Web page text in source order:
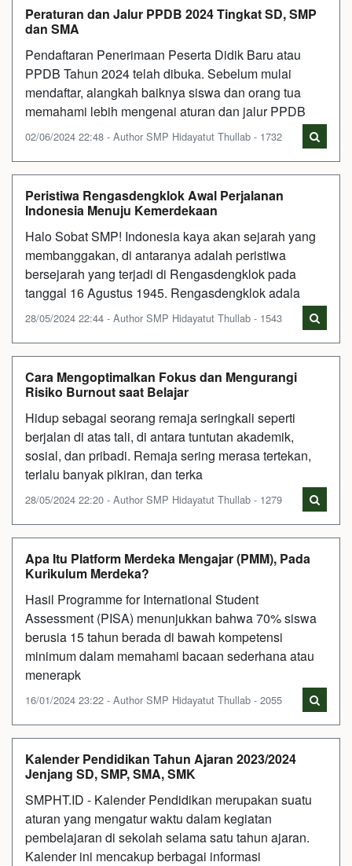
Peraturan dan Jalur PPDB 2024 Tingkat SD, SMP
dan SMA
Pendaftaran Penerimaan Peserta Didik Baru atau
PPDB Tahun 2024 telah dibuka. Sebelum mulai
mendaftar, alangkah baiknya siswa dan orang tua
memahami lebih mengenai aturan dan jalur PPDB
02/06/2024 22:48 - Author SMP Hidayatut Thullab - 1732
Peristiwa Rengasdengklok Awal Perjalanan
Indonesia Menuju Kemerdekaan
Halo Sobat SMP! Indonesia kaya akan sejarah yang
membanggakan, di antaranya adalah peristiwa
bersejarah yang terjadi di Rengasdengklok pada
tanggal 16 Agustus 1945. Rengasdengklok adala
28/05/2024 22:44 - Author SMP Hidayatut Thullab - 1543
Cara Mengoptimalkan Fokus dan Mengurangi
Risiko Burnout saat Belajar
Hidup sebagai seorang remaja seringkali seperti
berjalan di atas tali, di antara tuntutan akademik,
sosial, dan pribadi. Remaja sering merasa tertekan,
terlalu banyak pikiran, dan terka
28/05/2024 22:20 - Author SMP Hidayatut Thullab - 1279
Apa Itu Platform Merdeka Mengajar (PMM), Pada
Kurikulum Merdeka?
Hasil Programme for International Student
Assessment (PISA) menunjukkan bahwa 70% siswa
berusia 15 tahun berada di bawah kompetensi
minimum dalam memahami bacaan sederhana atau
menerapk
16/01/2024 23:22 - Author SMP Hidayatut Thullab - 2055
Kalender Pendidikan Tahun Ajaran 2023/2024
Jenjang SD, SMP, SMA, SMK
SMPHT.ID - Kalender Pendidikan merupakan suatu
aturan yang mengatur waktu dalam kegiatan
pembelajaran di sekolah selama satu tahun ajaran.
Kalender ini mencakup berbagai informasi